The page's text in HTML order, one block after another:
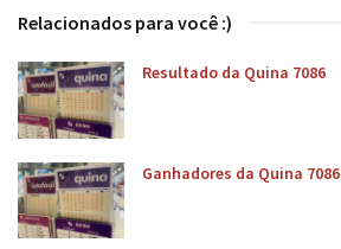
Relacionados para você :)
Resultado da Quina 7086
Ganhadores da Quina 7086